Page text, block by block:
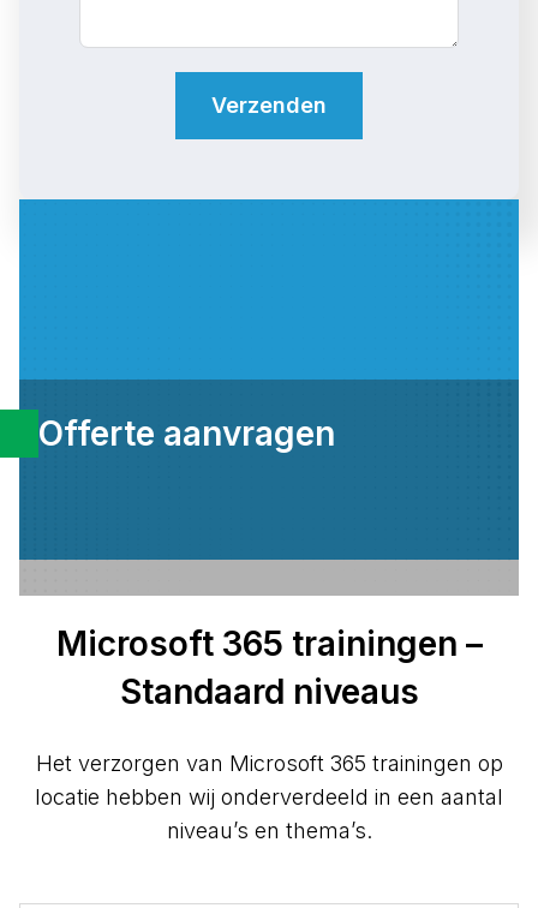
1
Verzenden
Offerte aanvragen
Microsoft 365 trainingen –
Standaard niveaus
Het verzorgen van Microsoft 365 trainingen op
locatie hebben wij onderverdeeld in een aantal
niveau’s en thema’s.